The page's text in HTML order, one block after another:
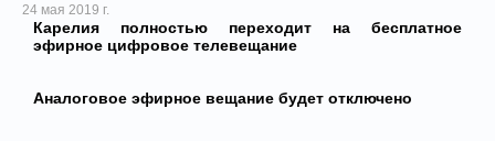
24 мая 2019 г.
Карелия полностью переходит на бесплатное
эфирное цифровое телевещание
Аналоговое эфирное вещание будет отключено